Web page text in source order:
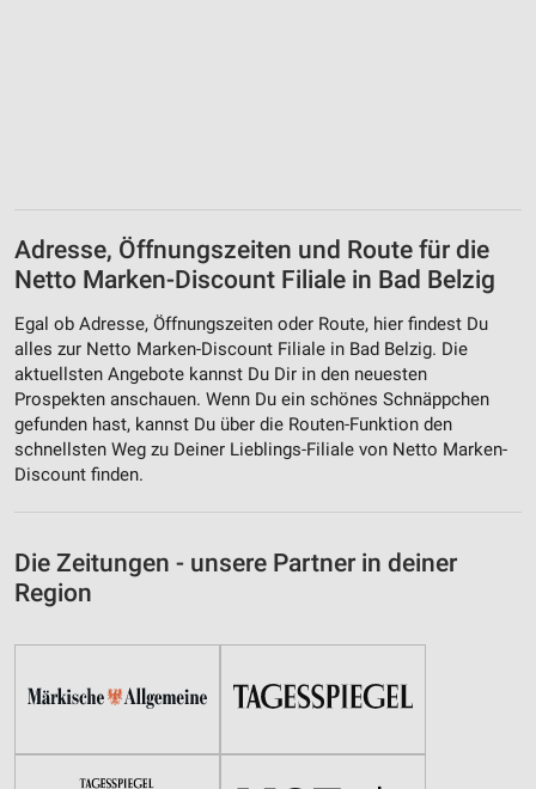
Adresse, Öffnungszeiten und Route für die
Netto Marken-Discount Filiale in Bad Belzig
Egal ob Adresse, Öffnungszeiten oder Route, hier findest Du
alles zur Netto Marken-Discount Filiale in Bad Belzig. Die
aktuellsten Angebote kannst Du Dir in den neuesten
Prospekten anschauen. Wenn Du ein schönes Schnäppchen
gefunden hast, kannst Du über die Routen-Funktion den
schnellsten Weg zu Deiner Lieblings-Filiale von Netto Marken-
Discount finden.
Die Zeitungen - unsere Partner in deiner
Region